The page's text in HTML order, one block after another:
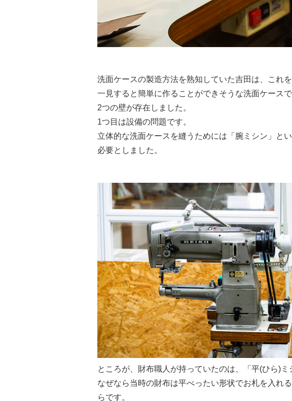
洗⾯ケースの製造⽅法を熟知していた吉⽥は、これ
⼀⾒すると簡単に作ることができそうな洗⾯ケース
2つの壁が存在しました。
1つ⽬は設備の問題です。
⽴体的な洗⾯ケースを縫うためには「腕ミシン」と
必要としました。
ところが、財布職⼈が持っていたのは、「平(ひら)
なぜなら当時の財布は平べったい形状でお札を⼊れ
らです。